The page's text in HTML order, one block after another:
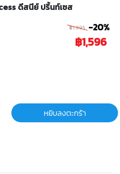
ดีสนีย์ ปริ้นท์เซส
฿1,995 -20%
฿1,596
หยิบลงตะกร้า